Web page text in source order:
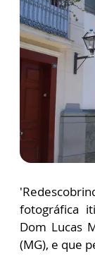
fotográfica
Dom Lucas
(MG), e que